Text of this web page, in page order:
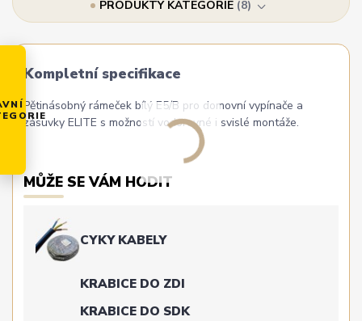
PRODUKTY KATEGORIE 8
Kompletní specifikace
Pětinásobný rámeček bílý E5/B pro domovní vypínače a
zásuvky ELITE s možností vodorovné i svislé montáže.
MŮŽE SE VÁM HODIT
CYKY KABELY
KRABICE DO ZDI
KRABICE DO SDK